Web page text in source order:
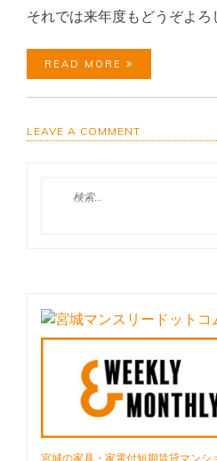
それでは来年度もどうぞよろ
READ MORE
LEAVE A COMMENT
☆☆☆
せ
宮城の家具・家電付短期賃貸マン